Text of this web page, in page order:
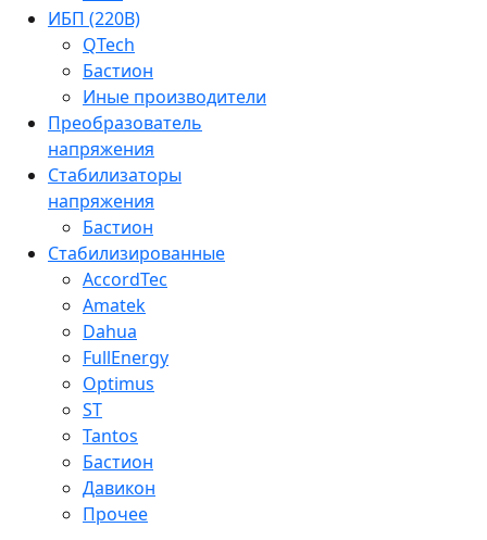
ИБП (220В)
QTech
Бастион
Иные производители
Преобразователь
напряжения
Стабилизаторы
напряжения
Бастион
Стабилизированные
AccordTec
Amatek
Dahua
FullEnergy
Optimus
ST
Tantos
Бастион
Давикон
Прочее